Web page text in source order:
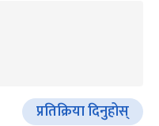
प्रतिक्रिया दिनुहोस्